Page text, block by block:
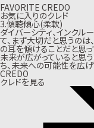
FAVORITE CREDO
お気に入りのクレド
3.傾聴傾心(柔軟)
ダイバーシティ、インク
て、まず大切だと思うのは
の耳を傾けることだと思
未来が広がっていると思
ち、未来への可能性を広げ
CREDO
クレドを見る